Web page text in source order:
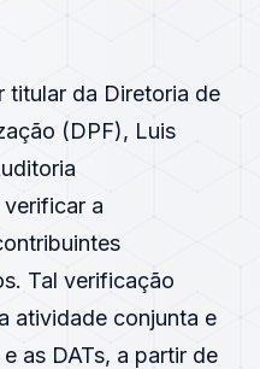
titular da Diretoria de
(DPF), Luis
a
Tal verificação
atividade conjunta e
as DATs, a partir de